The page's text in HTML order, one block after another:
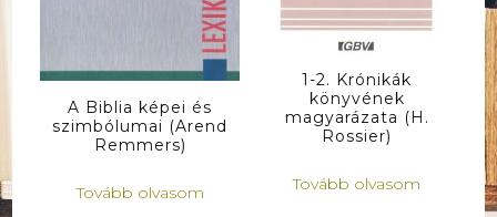
A Biblia képei és
szimbólumai (Arend
Remmers)
Tovább olvasom
1-2. Krónikák
könyvének
magyarázata (H.
Rossier)
Tovább olvasom